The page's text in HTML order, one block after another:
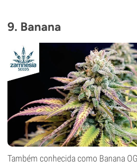
9. Banana
Também conhecida como Banana